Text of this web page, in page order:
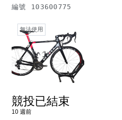
編號 103600775
無法使用
競投已結束
10 週前